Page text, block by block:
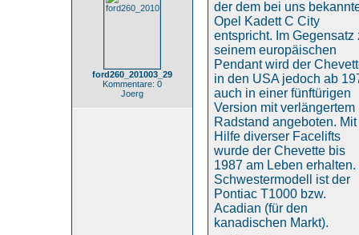
ford260_201003_29
Kommentare: 0
Joerg
der dem bei uns
Opel Kadett C City
entspricht. Im Gegensatz
seinem europäischen
Pendant wird der
in den USA jedoch ab
auch in einer fünftürigen
Version mit verlängertem
Radstand angeboten. Mit
Hilfe diverser Facelifts
wurde der Chevette bis
1987 am Leben erhalten.
Schwestermodell ist der
Pontiac T1000 bzw.
Acadian (für den
kanadischen Markt).